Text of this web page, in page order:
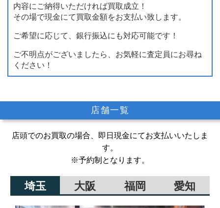
内容にご納得いただければ買取成立！
その場で現金にて買取金額をお支払い致します。
ご希望に応じて、銀行振込にも対応可能です！
ご不明点がございましたら、お気軽に査定員にお尋ね
ください！
店舗一覧
店頭でのお買取の場合、即日現金にてお支払いいたしま
す。
※予約制となります。
埼玉 大阪 福岡 愛知